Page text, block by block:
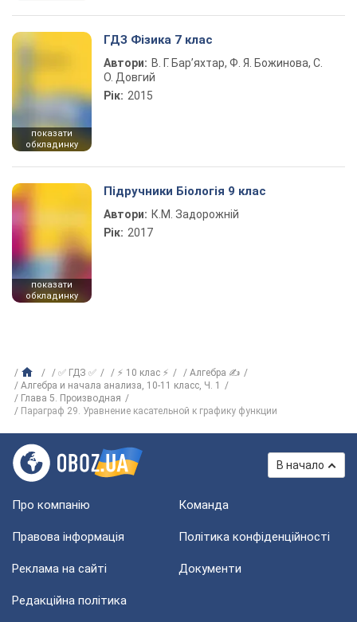
показати
обкладинку
ГДЗ Фізика 7 клас
Автори: В. Г. Бар’яхтар, Ф. Я. Божинова, С.
О. Довгий
Рік: 2015
показати
обкладинку
Підручники Біологія 9 клас
Автори: К.М. Задорожній
Рік: 2017
✅ ГДЗ ✅ ⚡ 10 клас ⚡
Алгебра ✍
Алгебра и начала анализа, 10-11 класс, Ч. 1
Глава 5. Производная
Параграф 29. Уравнение касательной к графику функции
В начало
Про компанію Команда
Правова інформація Політика конфіденційності
Реклама на сайті Документи
Редакційна політика